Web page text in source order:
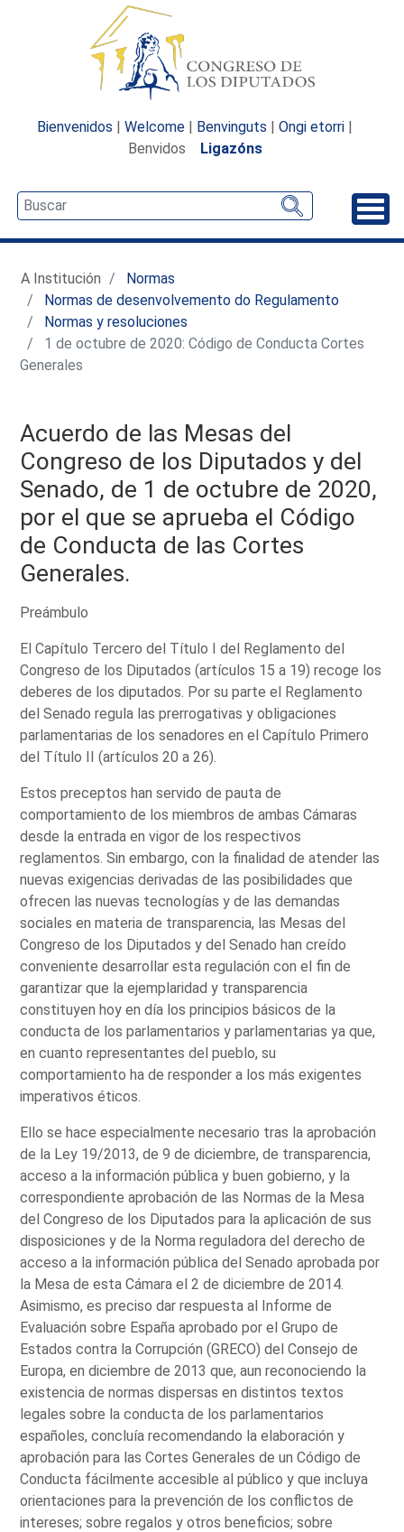
Bienvenidos | Welcome | Benvinguts | Ongi etorri |
Benvidos Ligazóns
A Institución
Normas
Normas de desenvolvemento do Regulamento
Normas y resoluciones
1 de octubre de 2020: Código de Conducta Cortes
Generales
Acuerdo de las Mesas del
Congreso de los Diputados y del
Senado, de 1 de octubre de 2020,
por el que se aprueba el Código
de Conducta de las Cortes
Generales.
Preámbulo
El Capítulo Tercero del Título I del Reglamento del
Congreso de los Diputados (artículos 15 a 19) recoge los
deberes de los diputados. Por su parte el Reglamento
del Senado regula las prerrogativas y obligaciones
parlamentarias de los senadores en el Capítulo Primero
del Título II (artículos 20 a 26).
Estos preceptos han servido de pauta de
comportamiento de los miembros de ambas Cámaras
desde la entrada en vigor de los respectivos
reglamentos. Sin embargo, con la finalidad de atender las
nuevas exigencias derivadas de las posibilidades que
ofrecen las nuevas tecnologías y de las demandas
sociales en materia de transparencia, las Mesas del
Congreso de los Diputados y del Senado han creído
conveniente desarrollar esta regulación con el fin de
garantizar que la ejemplaridad y transparencia
constituyen hoy en día los principios básicos de la
conducta de los parlamentarios y parlamentarias ya que,
en cuanto representantes del pueblo, su
comportamiento ha de responder a los más exigentes
imperativos éticos.
Ello se hace especialmente necesario tras la aprobación
de la Ley 19/2013, de 9 de diciembre, de transparencia,
acceso a la información pública y buen gobierno, y la
correspondiente aprobación de las Normas de la Mesa
del Congreso de los Diputados para la aplicación de sus
disposiciones y de la Norma reguladora del derecho de
acceso a la información pública del Senado aprobada por
la Mesa de esta Cámara el 2 de diciembre de 2014.
Asimismo, es preciso dar respuesta al Informe de
Evaluación sobre España aprobado por el Grupo de
Estados contra la Corrupción (GRECO) del Consejo de
Europa, en diciembre de 2013 que, aun reconociendo la
existencia de normas dispersas en distintos textos
legales sobre la conducta de los parlamentarios
españoles, concluía recomendando la elaboración y
aprobación para las Cortes Generales de un Código de
Conducta fácilmente accesible al público y que incluya
orientaciones para la prevención de los conflictos de
intereses; sobre regalos y otros beneficios; sobre